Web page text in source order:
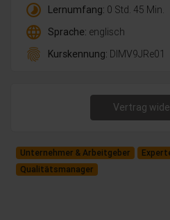
timelapse Lernumfang: 0 Std. 45 Min.
language Sprache: englisch
fingerprint Kurskennung: DlMV9JRe01
Vertrag
Unternehmer & Arbeitgeber
Qualitätsmanager